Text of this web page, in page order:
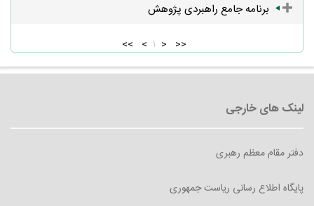
برنامه جامع راهبردی پژوهش
<< < ۱ > >>
دفتر مقام معظم رهبری
پایگاه اطلاع رسانی ریاست جمهوری